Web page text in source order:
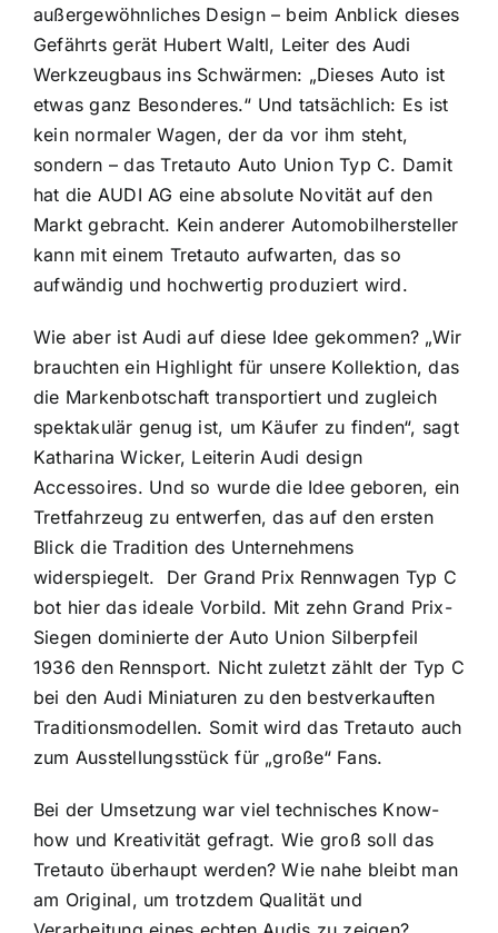
außergewöhnliches Design – beim Anblick dieses
Gefährts gerät Hubert Waltl, Leiter des Audi
Werkzeugbaus ins Schwärmen: „Dieses Auto ist
etwas ganz Besonderes.“ Und tatsächlich: Es ist
kein normaler Wagen, der da vor ihm steht,
sondern – das Tretauto Auto Union Typ C. Damit
hat die AUDI AG eine absolute Novität auf den
Markt gebracht. Kein anderer Automobilhersteller
kann mit einem Tretauto aufwarten, das so
aufwändig und hochwertig produziert wird.
Wie aber ist Audi auf diese Idee gekommen? „Wir
brauchten ein Highlight für unsere Kollektion, das
die Markenbotschaft transportiert und zugleich
spektakulär genug ist, um Käufer zu finden“, sagt
Katharina Wicker, Leiterin Audi design
Accessoires. Und so wurde die Idee geboren, ein
Tretfahrzeug zu entwerfen, das auf den ersten
Blick die Tradition des Unternehmens
widerspiegelt. Der Grand Prix Rennwagen Typ C
bot hier das ideale Vorbild. Mit zehn Grand Prix-
Siegen dominierte der Auto Union Silberpfeil
1936 den Rennsport. Nicht zuletzt zählt der Typ C
bei den Audi Miniaturen zu den bestverkauften
Traditionsmodellen. Somit wird das Tretauto auch
zum Ausstellungsstück für „große“ Fans.
Bei der Umsetzung war viel technisches Know-
how und Kreativität gefragt. Wie groß soll das
Tretauto überhaupt werden? Wie nahe bleibt man
am Original, um trotzdem Qualität und